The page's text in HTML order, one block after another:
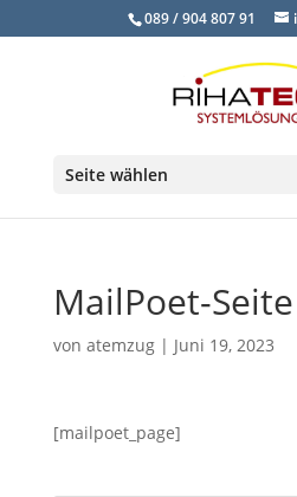
089 / 904 807 91
Seite wählen
MailPoet-Seite
von atemzug| Juni 19, 2023
[mailpoet_page]